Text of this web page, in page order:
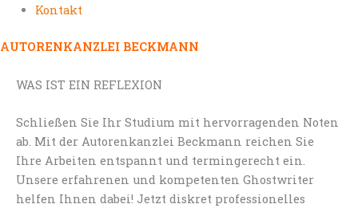
Kontakt
AUTORENKANZLEI BECKMANN
WAS IST EIN REFLEXION
Schließen Sie Ihr Studium mit hervorragenden Noten
ab. Mit der Autorenkanzlei Beckmann reichen Sie
Ihre Arbeiten entspannt und termingerecht ein.
Unsere erfahrenen und kompetenten Ghostwriter
helfen Ihnen dabei! Jetzt diskret professionelles